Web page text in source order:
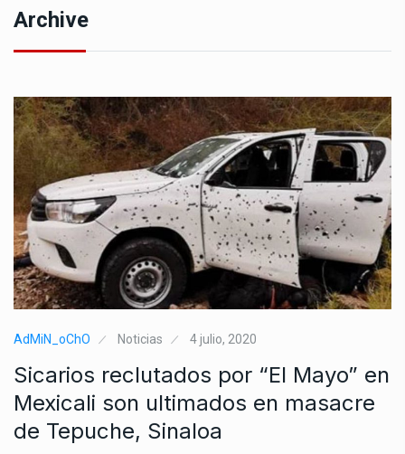
Archive
AdMiN_oChO Noticias 4 julio, 2020
Sicarios reclutados por “El Mayo” en
Mexicali son ultimados en masacre
de Tepuche, Sinaloa